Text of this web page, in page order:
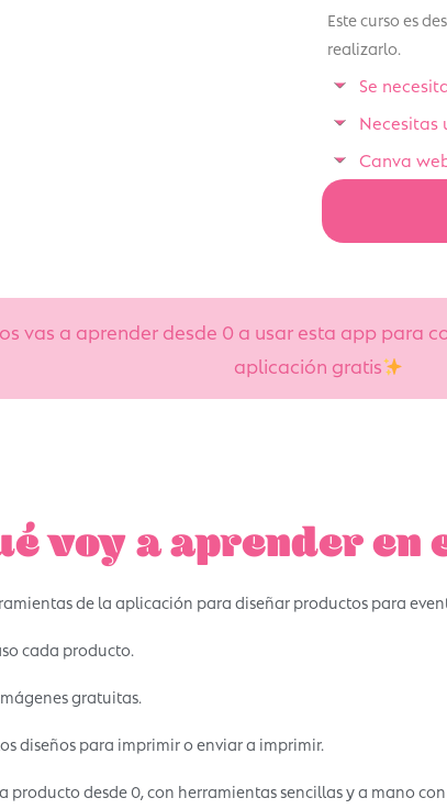
Este curso es
realizarlo.
Se
Necesitas
Canva
vas a aprender desde 0 a usar esta app
aplicación gratis
voy a aprender en
de la aplicación para diseñar productos para
cada producto.
gratuitas.
diseños para imprimir o enviar a imprimir.
producto desde 0, con herramientas sencillas y a mano